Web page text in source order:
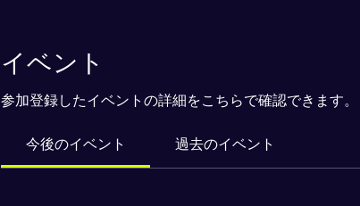
イベント
参加登録したイベントの詳細をこちらで確認できます。
今後のイベント 過去のイベント